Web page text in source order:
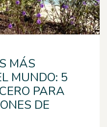
MÁS
MUNDO: 5
PARA
DE